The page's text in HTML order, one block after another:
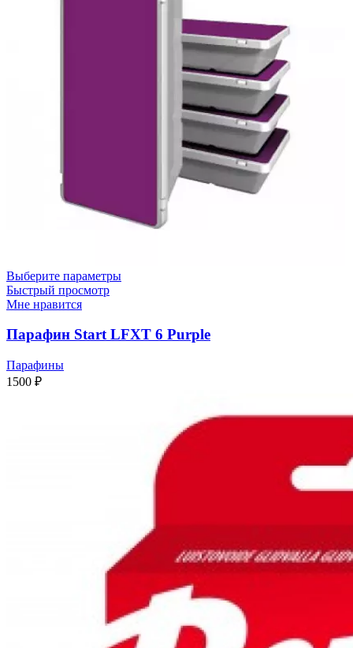
Выберите параметры
Быстрый просмотр
Мне нравится
Парафин Start LFXT 6 Purple
Парафины
1500 ₽